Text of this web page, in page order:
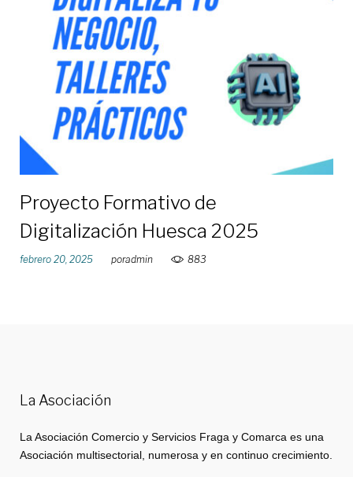
de
febrero
de
2025
Proyecto Formativo de
Digitalización Huesca 2025
febrero 20, 2025 poradmin 883
La Asociación
La Asociación Comercio y Servicios Fraga y Comarca es una
Asociación multisectorial, numerosa y en continuo crecimiento.